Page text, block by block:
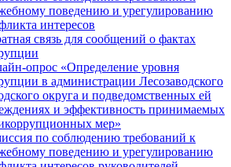
поведению и урегулированию
интересов
связь для сообщений о фактах
опрос «Определение уровня
в администрации Лесозаводского
округа и подведомственных ей
и эффективность принимаемых
мер»
по соблюдению требований к
поведению и урегулированию